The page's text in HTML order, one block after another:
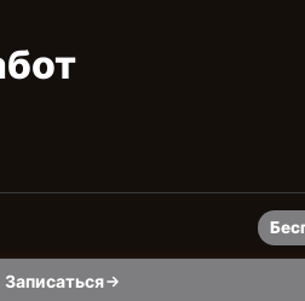
Записаться